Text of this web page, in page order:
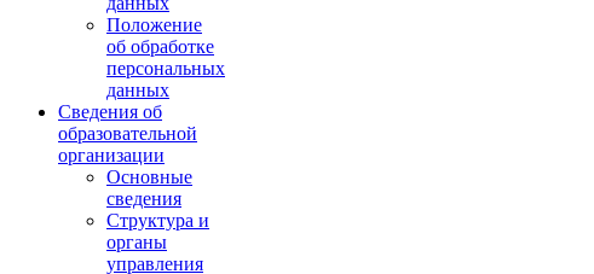
Положение
об обработке
персональных
данных
Сведения об
образовательной
организации
Основные
сведения
Структура и
органы
управления